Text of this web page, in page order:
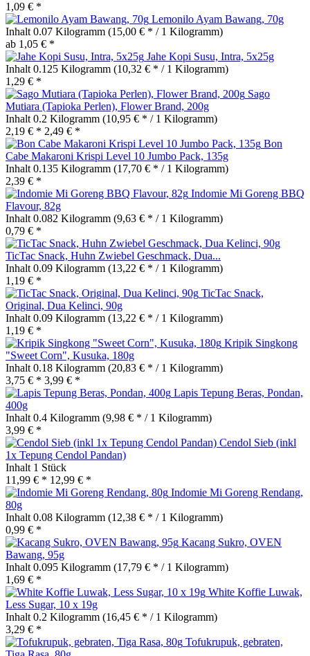
1,09 € *
Lemonilo Ayam Bawang, 70g
Inhalt 0.07 Kilogramm (15,00 € * / 1 Kilogramm)
ab 1,05 € *
Jahe Kopi Susu, Intra, 5x25g
Inhalt 0.125 Kilogramm (10,32 € * / 1 Kilogramm)
1,29 € *
Sago
Mutiara (Tapioka Perlen), Flower Brand, 200g
Inhalt 0.2 Kilogramm (10,95 € * / 1 Kilogramm)
2,19 € * 2,49 € *
Bon
Cabe Makaroni Krispi Level 10 Jumbo Pack, 135g
Inhalt 0.135 Kilogramm (17,70 € * / 1 Kilogramm)
2,39 € *
Indomie Mi Goreng BBQ
Flavour, 82g
Inhalt 0.082 Kilogramm (9,63 € * / 1 Kilogramm)
0,79 € *
TicTac Snack, Huhn Zwiebel Geschmack, Dua...
Inhalt 0.09 Kilogramm (13,22 € * / 1 Kilogramm)
1,19 € *
TicTac Snack,
Original, Dua Kelinci, 90g
Inhalt 0.09 Kilogramm (13,22 € * / 1 Kilogramm)
1,19 € *
Kripik Singkong
"Sweet Corn", Kusuka, 180g
Inhalt 0.18 Kilogramm (20,83 € * / 1 Kilogramm)
3,75 € * 3,99 € *
Lapis Tepung Beras, Pondan,
400g
Inhalt 0.4 Kilogramm (9,98 € * / 1 Kilogramm)
3,99 € *
Cendol Sieb (inkl
1x Tepung Cendol Pandan)
Inhalt 1 Stück
11,99 € * 12,99 € *
Indomie Mi Goreng Rendang,
80g
Inhalt 0.08 Kilogramm (12,38 € * / 1 Kilogramm)
0,99 € *
Kacang Sukro, OVEN
Bawang, 95g
Inhalt 0.095 Kilogramm (17,79 € * / 1 Kilogramm)
1,69 € *
White Koffie Luwak,
Less Sugar, 10 x 19g
Inhalt 0.2 Kilogramm (16,45 € * / 1 Kilogramm)
3,29 € *
Tofukrupuk, gebraten,